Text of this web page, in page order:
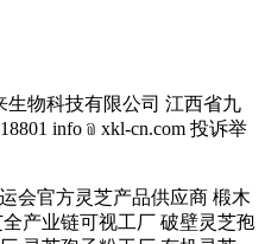
物科技有限公司 江西省九
info﹫xkl-cn.com 投诉举
会官方灵芝产品供应商 椴木
产业链可视工厂 破壁灵芝孢